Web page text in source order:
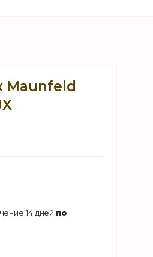
Maunfeld
14 дней по